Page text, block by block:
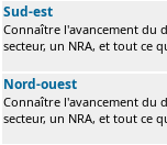
Sud-est
Connaître l'avancement du
secteur, un NRA, et tout ce
Nord-ouest
Connaître l'avancement du
secteur, un NRA, et tout ce